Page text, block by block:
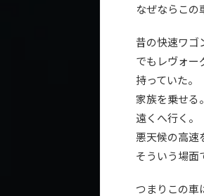
なぜならこの
昔の快速ワゴ
でもレヴォー
持っていた。
家族を乗せる。
遠くへ行く。
悪天候の高速
そういう場面
つまりこの車